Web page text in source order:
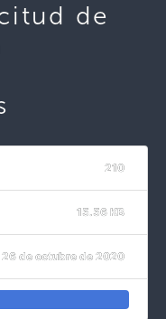
de
210
15.56 KB
26 de octubre de 2020